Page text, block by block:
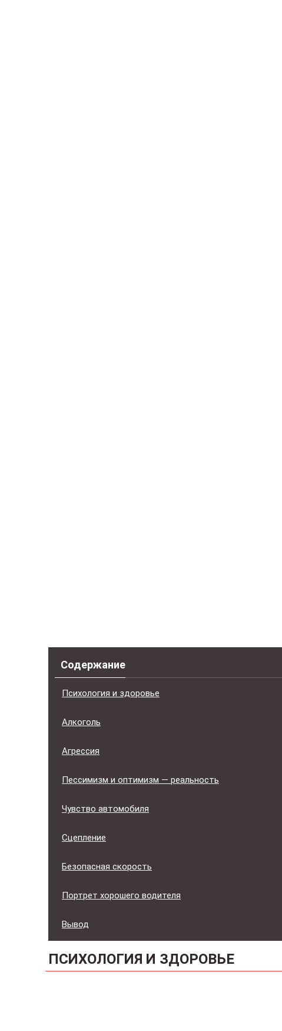
Содержание
Психология и здоровье
Алкоголь
Агрессия
Пессимизм и оптимизм — реальность
Чувство автомобиля
Сцепление
Безопасная скорость
Портрет хорошего водителя
Вывод
ПСИХОЛОГИЯ И ЗДОРОВЬЕ